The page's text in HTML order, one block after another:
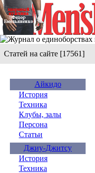
Статей на сайте [17561]
Айкидо
История
Техника
Клубы, залы
Персона
Статьи
Джиу-Джитсу
История
Техника